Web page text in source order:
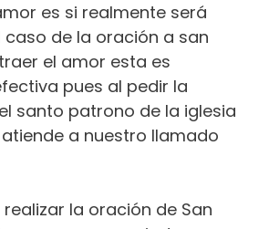
es si realmente será
caso de la oración a san
el amor esta es
pues al pedir la
santo patrono de la iglesia
a nuestro llamado
la oración de San